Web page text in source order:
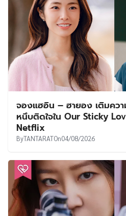
จองแฮอิน – ฮายอง เติมควา
หนึบติดใจใน Our Sticky
Netflix
ByTANTARATOn04/08/2026